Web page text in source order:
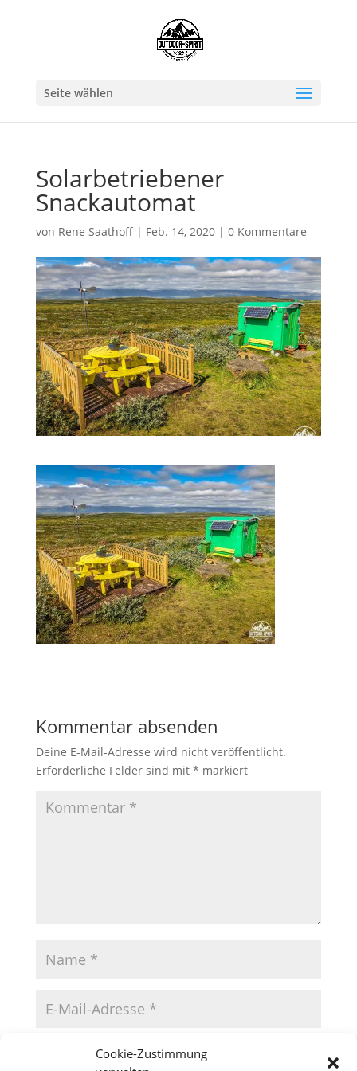
Cookie-Zustimmung
Seite wählen
Solarbetriebener
Snackautomat
von Rene Saathoff| Feb. 14, 2020| 0 Kommentare
Kommentar absenden
Deine E-Mail-Adresse wird nicht veröffentlicht.
Erforderliche Felder sind mit * markiert